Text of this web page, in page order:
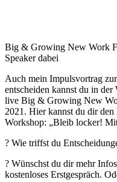
Big & Growing New Work
Speaker dabei
Auch mein Impulsvortrag
entscheiden kannst du in
live Big & Growing New
2021. Hier kannst du dir
Workshop: „Bleib locker!
? Wie triffst du
? Wünschst du dir mehr
kostenloses Erstgespräch.